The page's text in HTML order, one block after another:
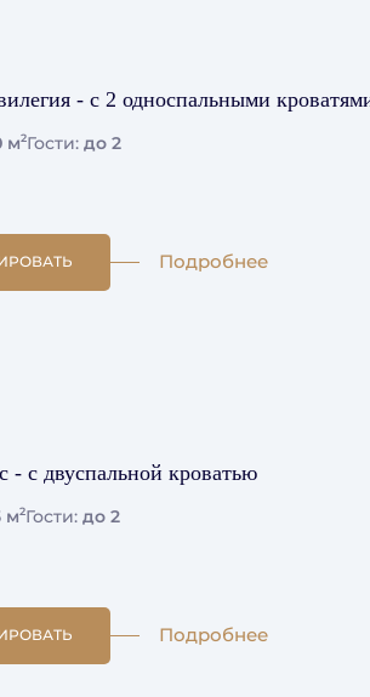
- с 2 односпальными
м2Гости: до 2
Подробнее
с двуспальной кроватью
м2Гости: до 2
Подробнее